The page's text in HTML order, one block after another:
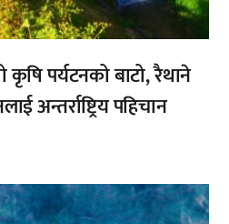
पर्यटनको बाटो, रैथाने
अन्तर्राष्ट्रिय पहिचान